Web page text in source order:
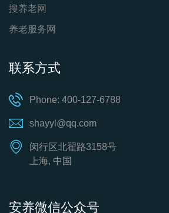
搜养老网
养老服务网
联系方式
Phone: 400-127-6788
shayyl@qq.com
闵行区北翟路3158号
上海, 中国
安养微信公众号